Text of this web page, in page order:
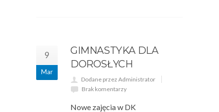
9
Mar
GIMNASTYKA DLA
DOROSŁYCH
Dodane przez Administrator
Brak komentarzy
Nowe zajęcia w DK